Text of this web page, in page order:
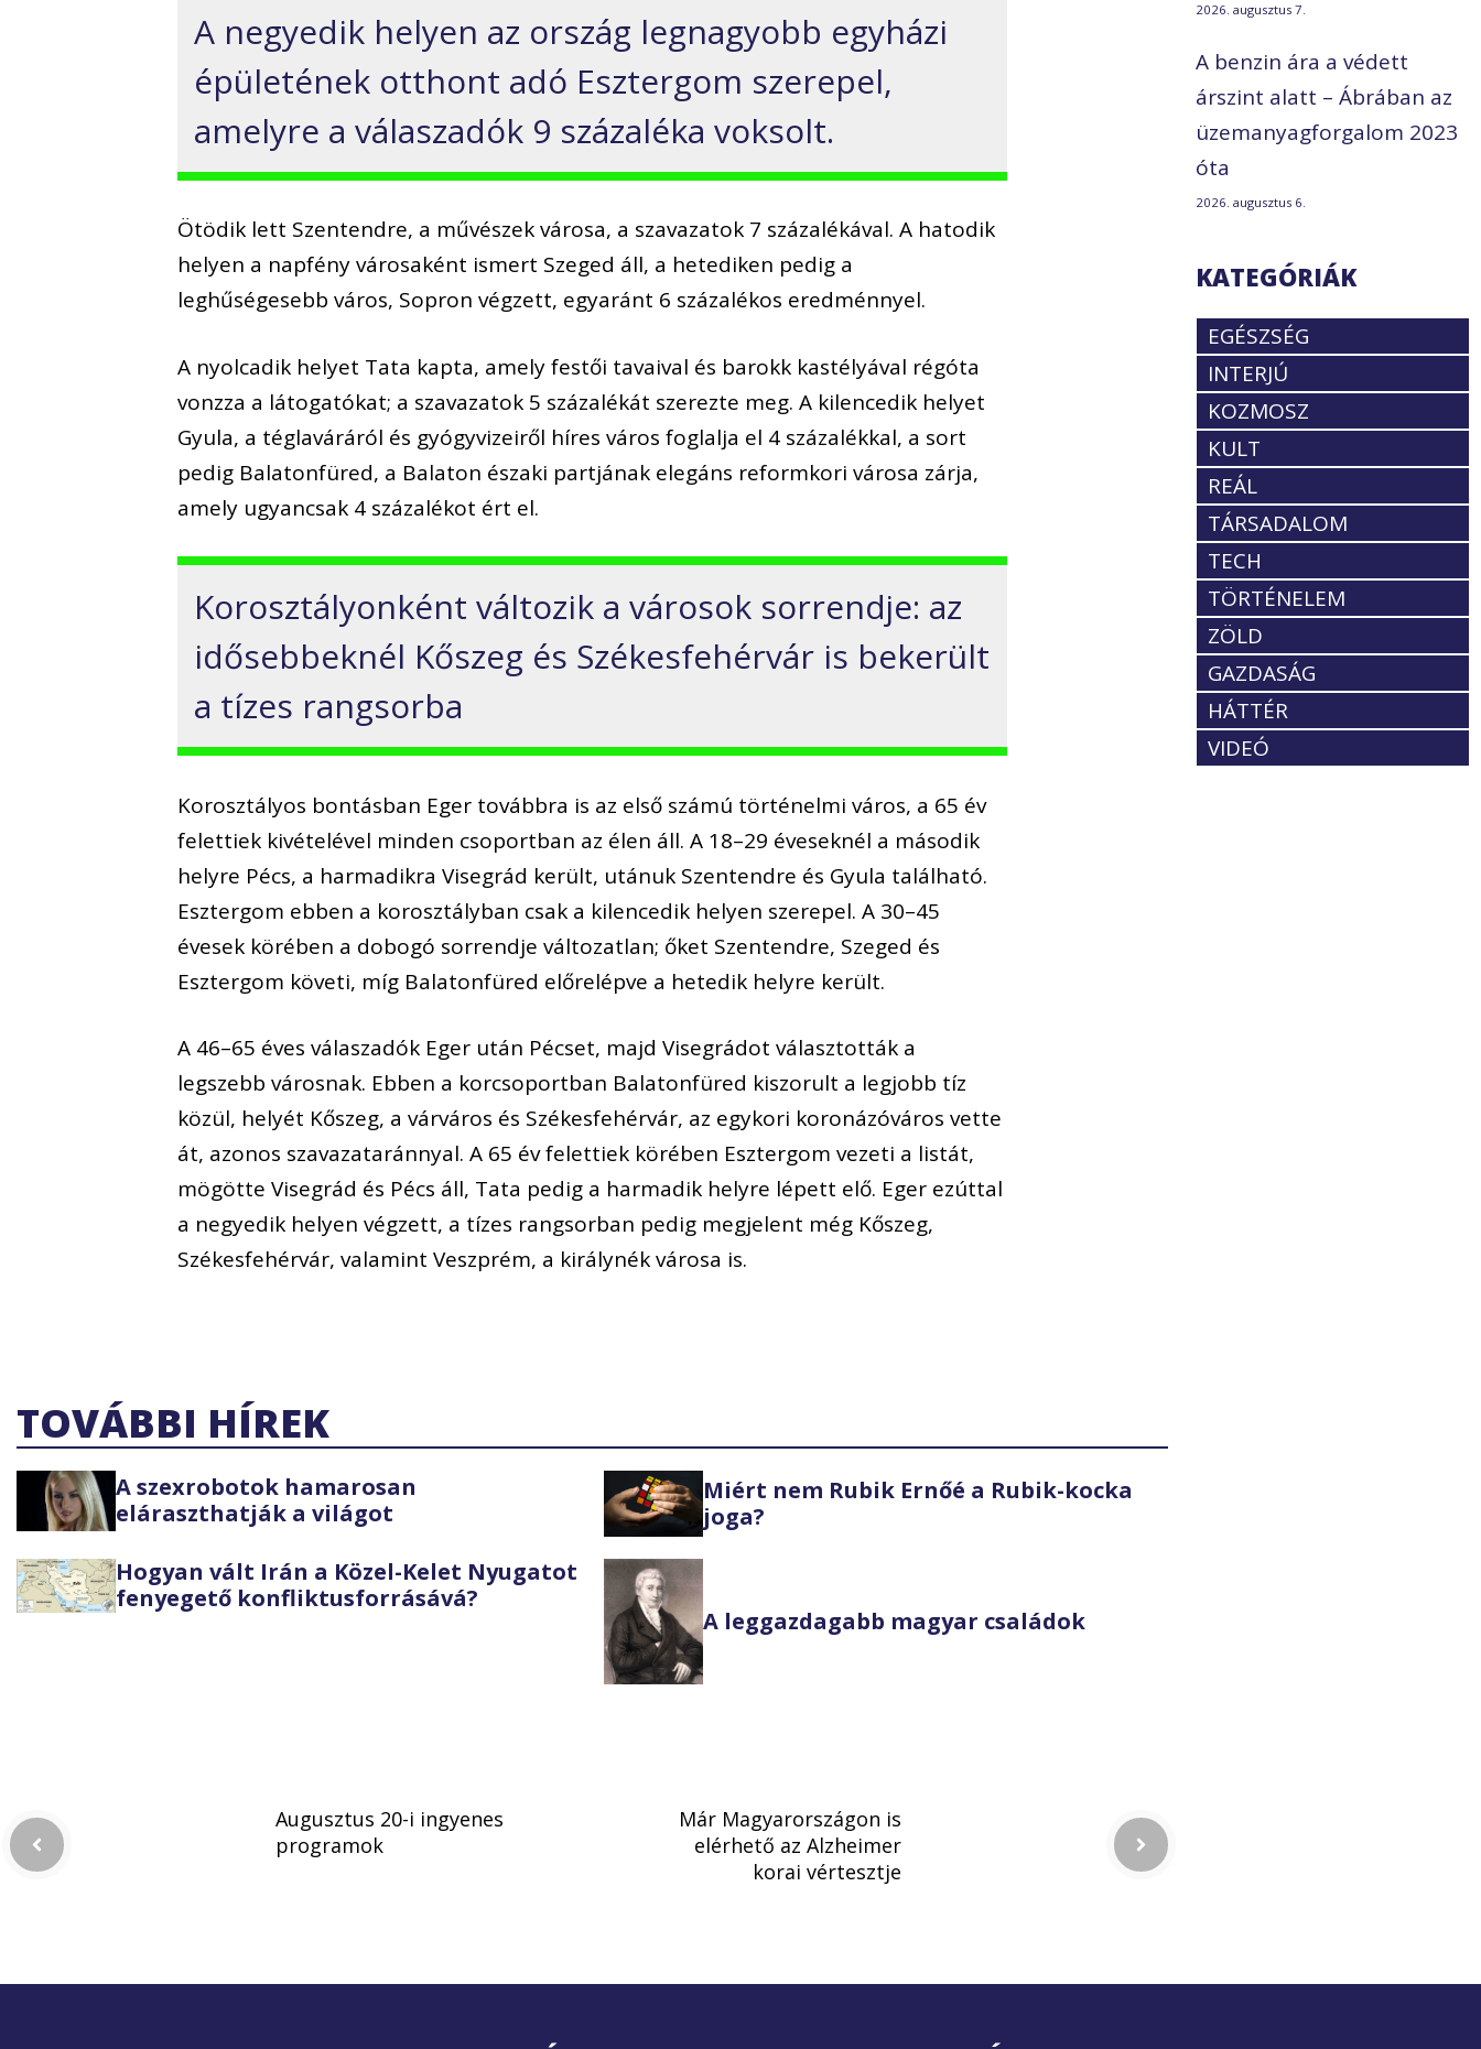
A negyedik helyen az ország legnagyobb egyházi
épületének otthont adó Esztergom szerepel,
amelyre a válaszadók 9 százaléka voksolt.
Ötödik lett Szentendre, a művészek városa, a szavazatok 7 százalékával. A hatodik
helyen a napfény városaként ismert Szeged áll, a hetediken pedig a
leghűségesebb város, Sopron végzett, egyaránt 6 százalékos eredménnyel.
A nyolcadik helyet Tata kapta, amely festői tavaival és barokk kastélyával régóta
vonzza a látogatókat; a szavazatok 5 százalékát szerezte meg. A kilencedik helyet
Gyula, a téglaváráról és gyógyvizeiről híres város foglalja el 4 százalékkal, a sort
pedig Balatonfüred, a Balaton északi partjának elegáns reformkori városa zárja,
amely ugyancsak 4 százalékot ért el.
Korosztályonként változik a városok sorrendje: az
idősebbeknél Kőszeg és Székesfehérvár is bekerült
a tízes rangsorba
Korosztályos bontásban Eger továbbra is az első számú történelmi város, a 65 év
felettiek kivételével minden csoportban az élen áll. A 18–29 éveseknél a második
helyre Pécs, a harmadikra Visegrád került, utánuk Szentendre és Gyula található.
Esztergom ebben a korosztályban csak a kilencedik helyen szerepel. A 30–45
évesek körében a dobogó sorrendje változatlan; őket Szentendre, Szeged és
Esztergom követi, míg Balatonfüred előrelépve a hetedik helyre került.
A 46–65 éves válaszadók Eger után Pécset, majd Visegrádot választották a
legszebb városnak. Ebben a korcsoportban Balatonfüred kiszorult a legjobb tíz
közül, helyét Kőszeg, a várváros és Székesfehérvár, az egykori koronázóváros vette
át, azonos szavazataránnyal. A 65 év felettiek körében Esztergom vezeti a listát,
mögötte Visegrád és Pécs áll, Tata pedig a harmadik helyre lépett elő. Eger ezúttal
a negyedik helyen végzett, a tízes rangsorban pedig megjelent még Kőszeg,
Székesfehérvár, valamint Veszprém, a királynék városa is.
TOVÁBBI HÍREK
A szexrobotok hamarosan
eláraszthatják a világot
Miért nem Rubik Ernőé a Rubik-kocka
joga?
Hogyan vált Irán a Közel-Kelet Nyugatot
fenyegető konfliktusforrásává?
A leggazdagabb magyar családok
2026. augusztus 7.
A benzin ára a védett
árszint alatt – Ábrában az
üzemanyagforgalom 2023
óta
2026. augusztus 6.
KATEGÓRIÁK
EGÉSZSÉG
INTERJÚ
KOZMOSZ
KULT
REÁL
TÁRSADALOM
TECH
TÖRTÉNELEM
ZÖLD
GAZDASÁG
HÁTTÉR
VIDEÓ
Augusztus 20-i ingyenes
programok
Már Magyarországon is
elérhető az Alzheimer
korai vértesztje